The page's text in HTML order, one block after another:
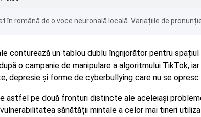
în română de o voce neuronală locală. Variațiile de
conturează un tablou dublu îngrijorător pentru
o campanie de manipulare a algoritmului TikTok,
depresie și forme de cyberbullying care nu se opresc
astfel pe două fronturi distincte ale aceleiași
sănătății mintale a celor mai tineri